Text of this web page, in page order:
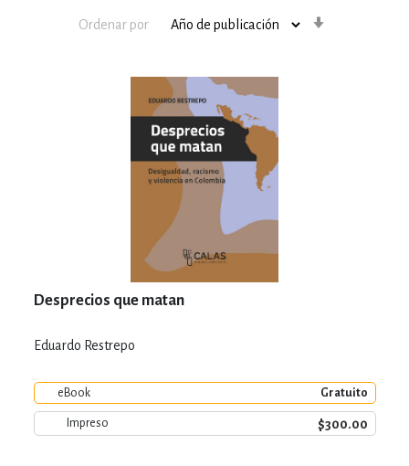
Ordenar por
Desprecios que matan
Eduardo Restrepo
eBook Gratuito
Impreso $300.00